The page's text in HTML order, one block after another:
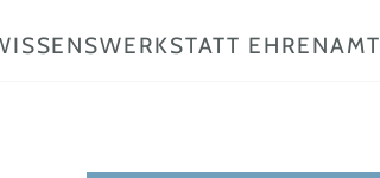
EHRENAMT